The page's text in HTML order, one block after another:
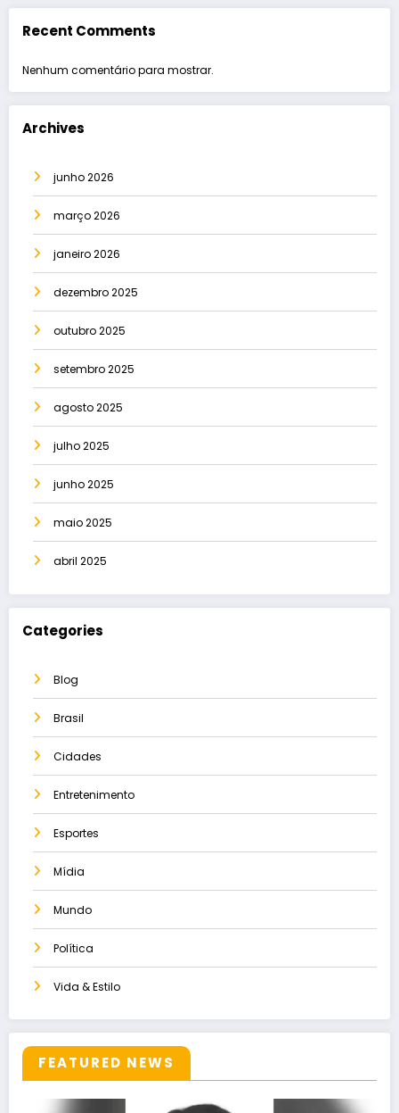
Recent Comments
Nenhum comentário para mostrar.
Archives
junho 2026
março 2026
janeiro 2026
dezembro 2025
outubro 2025
setembro 2025
agosto 2025
julho 2025
junho 2025
maio 2025
abril 2025
Categories
Blog
Brasil
Cidades
Entretenimento
Esportes
Mídia
Mundo
Política
Vida & Estilo
FEATURED NEWS